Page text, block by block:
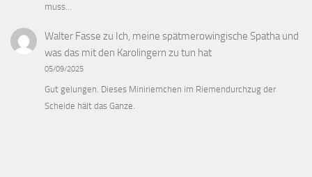
muss…
Walter Fasse zu Ich, meine spätmerowingische Spatha und
was das mit den Karolingern zu tun hat
05/09/2025
Gut gelungen. Dieses Miniriemchen im Riemendurchzug der
Scheide hält das Ganze.